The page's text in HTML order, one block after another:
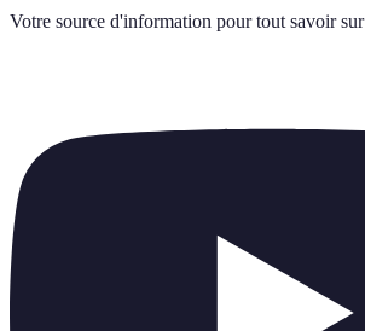
Votre source d'information pour tout savoir sur